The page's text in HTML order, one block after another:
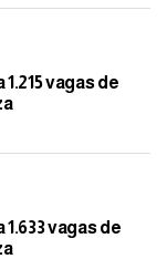
vagas de
vagas de